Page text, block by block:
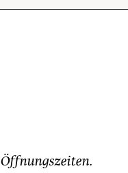
Öffnungszeiten.